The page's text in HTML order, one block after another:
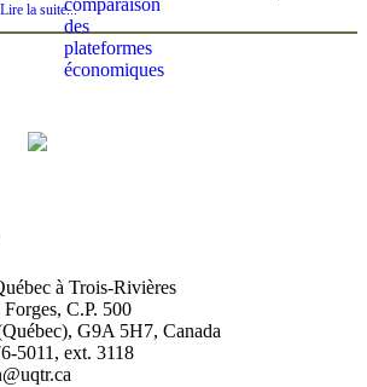
Lire la suite...
à Trois-Rivières
C.P. 500
G9A 5H7, Canada
5011, ext. 3118